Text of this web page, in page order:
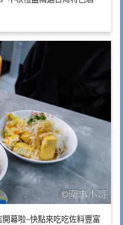
幕啦~快點來吃吃佐料豐富